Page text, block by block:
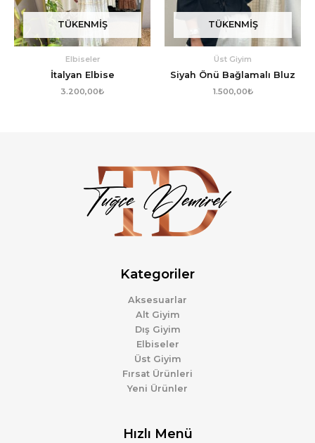
TÜKENMIŞ
Elbiseler
İtalyan Elbise
3.200,00₺
TÜKENMIŞ
Üst Giyim
Siyah Önü Bağlamalı Bluz
1.500,00₺
Kategoriler
Aksesuarlar
Alt Giyim
Dış Giyim
Elbiseler
Üst Giyim
Fırsat Ürünleri
Yeni Ürünler
Hızlı Menü